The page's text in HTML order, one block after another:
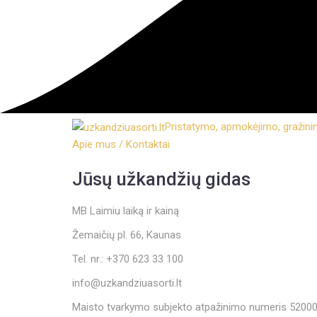
Pristatymo, apmokėjimo,
Apie mus / Kontaktai
Jūsų užkandžių gidas
MB Laimiu laiką ir kainą
Žemaičių pl. 66, Kaunas
Tel. nr.: +370 623 33 100
info@uzkandziuasorti.lt
Maisto tvarkymo subjekto atpažinimo numeris